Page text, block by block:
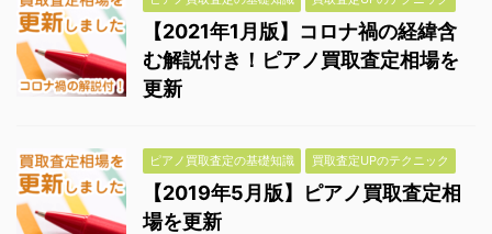
【2021年1月版】コロナ禍の経緯含
む解説付き！ピアノ買取査定相場を
更新
ピアノ買取査定の基礎知識 買取査定UPのテクニック
【2019年5月版】ピアノ買取査定相
場を更新